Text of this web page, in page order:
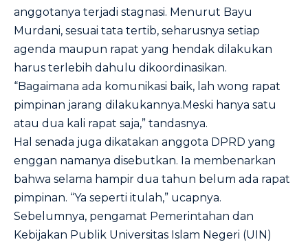
anggotanya terjadi stagnasi. Menurut Bayu
Murdani, sesuai tata tertib, seharusnya setiap
agenda maupun rapat yang hendak dilakukan
harus terlebih dahulu dikoordinasikan.
“Bagaimana ada komunikasi baik, lah wong rapat
pimpinan jarang dilakukannya.Meski hanya satu
atau dua kali rapat saja,” tandasnya.
Hal senada juga dikatakan anggota DPRD yang
enggan namanya disebutkan. Ia membenarkan
bahwa selama hampir dua tahun belum ada rapat
pimpinan. “Ya seperti itulah,” ucapnya.
Sebelumnya, pengamat Pemerintahan dan
Kebijakan Publik Universitas Islam Negeri (UIN)